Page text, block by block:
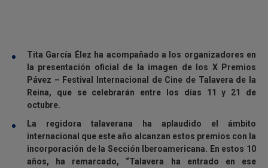
Tita García Élez ha acompañado a los organizadores en
la presentación oficial de la imagen de los X Premios
Pávez – Festival Internacional de Cine de Talavera de la
Reina, que se celebrarán entre los días 11 y 21 de
octubre.
La regidora talaverana ha aplaudido el ámbito
internacional que este año alcanzan estos premios con la
incorporación de la Sección Iberoamericana. En estos 10
años, ha remarcado, “Talavera ha entrado en ese